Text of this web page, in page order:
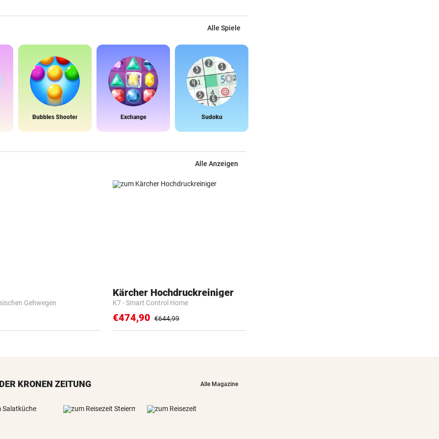
Alle Spiele
Bubbles Shooter Exchange Sudoku
Alle Anzeigen
Gehwegen
Kärcher Hochdruckreiniger
K7 - Smart Control Home
€474,90 €644,99
KRONEN ZEITUNG Alle Magazine